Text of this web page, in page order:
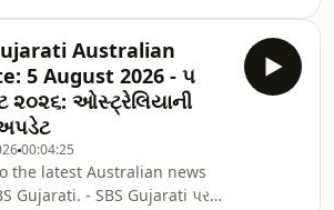
tour of India. Speaking to
Neel and his father
discuss his cricket
the hard work behind his
and what representing
in India means for their
ઓડિયો સાંભળવા ઉપર આપવામાં
Australian
5 August 2026 - ૫
ઓસ્ટ્રેલિયાની
00:04:25
the latest Australian news
Gujarati. - SBS Gujarati પર